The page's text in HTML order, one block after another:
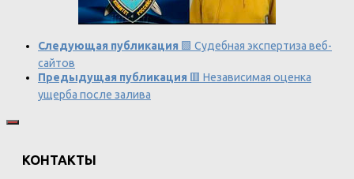
Следующая публикация 🟩 Судебная экспертиза веб-
сайтов
Предыдущая публикация 🟥 Независимая оценка
ущерба после залива
КОНТАКТЫ